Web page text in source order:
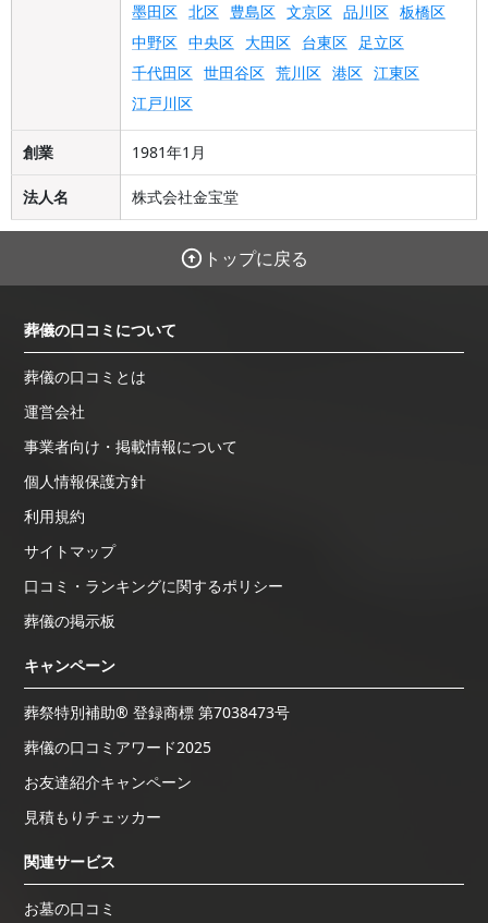
墨田区 北区 豊島区 文京区 品川区 板橋区
中野区 中央区 大田区 台東区 足立区
千代田区 世田谷区 荒川区 港区 江東区
江戸川区
創業 1981年1月
法人名 株式会社金宝堂
トップに戻る
葬儀の口コミについて
葬儀の口コミとは
運営会社
事業者向け・掲載情報について
個人情報保護方針
利用規約
サイトマップ
口コミ・ランキングに関するポリシー
葬儀の掲示板
キャンペーン
葬祭特別補助® 登録商標 第7038473号
葬儀の口コミアワード2025
お友達紹介キャンペーン
見積もりチェッカー
関連サービス
お墓の口コミ